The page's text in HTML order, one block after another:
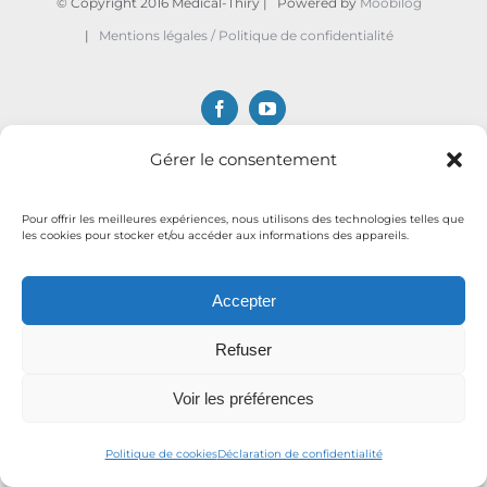
Gérer le consentement
Pour offrir les meilleures expériences, nous utilisons des technologies telles que
les cookies pour stocker et/ou accéder aux informations des appareils.
Accepter
Refuser
Voir les préférences
Politique de cookiesDéclaration de confidentialité
| Mentions légales / Politique de confidentialité
FacebookYouTube